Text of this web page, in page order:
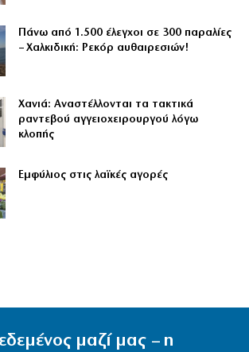
Πάνω από 1.500 έλεγχοι σε 300 παραλίες
– Χαλκιδική: Ρεκόρ αυθαιρεσιών!
Χανιά: Αναστέλλονται τα τακτικά
ραντεβού αγγειοχειρουργού λόγω
κλοπής
Εμφύλιος στις λαϊκές αγορές
μαζί μας – η